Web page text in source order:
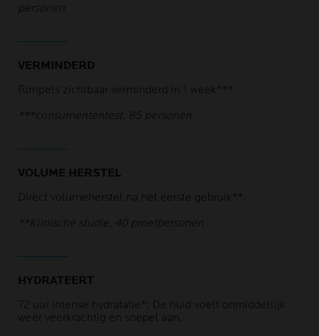
personen
VERMINDERD
Rimpels zichtbaar verminderd in 1 week***
***consumententest, 85 personen
VOLUME HERSTEL
Direct volumeherstel na het eerste gebruik**.
**Klinische studie, 40 proefpersonen
HYDRATEERT
72 uur intense hydratatie*: De huid voelt onmiddellijk
weer veerkrachtig en soepel aan.